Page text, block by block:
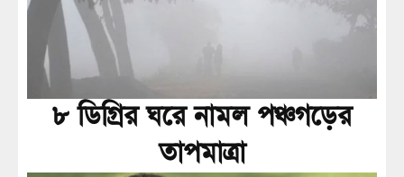
৮ ডিগ্রির ঘরে নামল পঞ্চগড়ের
তাপমাত্রা